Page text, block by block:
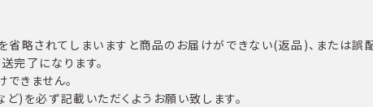
略されてしまいますと商品のお届けができない(返品)、または誤
完了になります。
きません。
)を必ず記載いただくようお願い致します。